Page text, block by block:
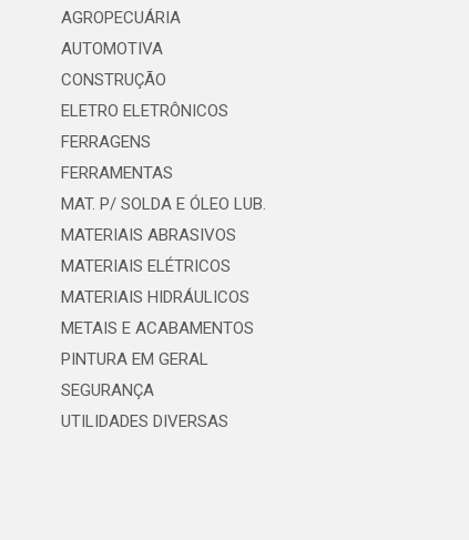
AGROPECUÁRIA
AUTOMOTIVA
CONSTRUÇÃO
ELETRO ELETRÔNICOS
FERRAGENS
FERRAMENTAS
MAT. P/ SOLDA E ÓLEO LUB.
MATERIAIS ABRASIVOS
MATERIAIS ELÉTRICOS
MATERIAIS HIDRÁULICOS
METAIS E ACABAMENTOS
PINTURA EM GERAL
SEGURANÇA
UTILIDADES DIVERSAS